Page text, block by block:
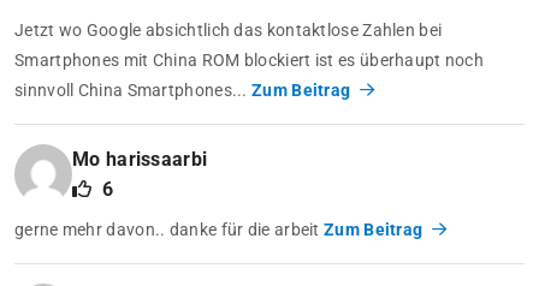
Jetzt wo Google absichtlich das kontaktlose Zahlen bei
Smartphones mit China ROM blockiert ist es überhaupt noch
sinnvoll China Smartphones...Zum Beitrag
Mo harissaarbi
6
gerne mehr davon.. danke für die arbeit Zum Beitrag